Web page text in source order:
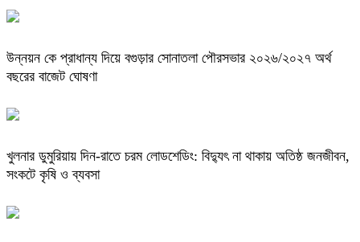
উন্নয়ন কে প্রাধান্য দিয়ে বগুড়ার সোনাতলা পৌরসভার ২০২৬/২০২৭ অর্থ
বছরের বাজেট ঘোষণা
খুলনার ডুমুরিয়ায় দিন-রাতে চরম লোডশেডিং: বিদ্যুৎ না থাকায় অতিষ্ঠ জনজীবন,
সংকটে কৃষি ও ব্যবসা